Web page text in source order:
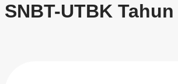
SNBT-UTBK Tahun